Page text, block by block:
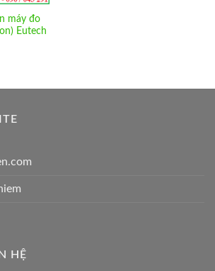
máy đo
Eutech
HỆ